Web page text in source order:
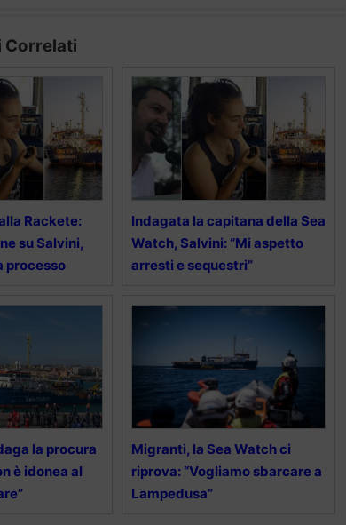
Rackete:
su Salvini,
processo
Indagata la capitana della Sea
Watch, Salvini: “Mi aspetto
arresti e sequestri”
la procura
è idonea al
Migranti, la Sea Watch ci
riprova: “Vogliamo sbarcare a
Lampedusa”